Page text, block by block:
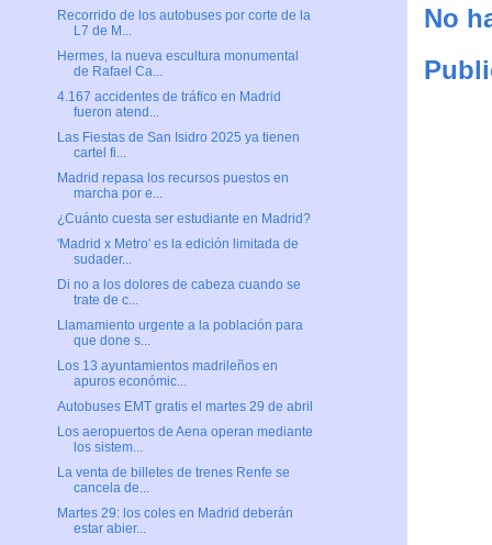
No
Recorrido de los autobuses por corte de la
L7 de M...
Hermes, la nueva escultura monumental
de Rafael Ca...
4.167 accidentes de tráfico en Madrid
fueron atend...
Las Fiestas de San Isidro 2025 ya tienen
cartel fi...
Madrid repasa los recursos puestos en
marcha por e...
¿Cuánto cuesta ser estudiante en Madrid?
'Madrid x Metro' es la edición limitada de
sudader...
Di no a los dolores de cabeza cuando se
trate de c...
Llamamiento urgente a la población para
que done s...
Los 13 ayuntamientos madrileños en
apuros económic...
Autobuses EMT gratis el martes 29 de abril
Los aeropuertos de Aena operan mediante
los sistem...
La venta de billetes de trenes Renfe se
cancela de...
Martes 29: los coles en Madrid deberán
estar abier...